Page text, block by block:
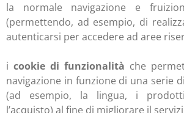
la normale navigazione e
(permettendo, ad esempio, di
autenticarsi per accedere ad aree
i cookie di funzionalità che
navigazione in funzione di una serie
(ad esempio, la lingua, i
l’acquisto) al fine di migliorare il